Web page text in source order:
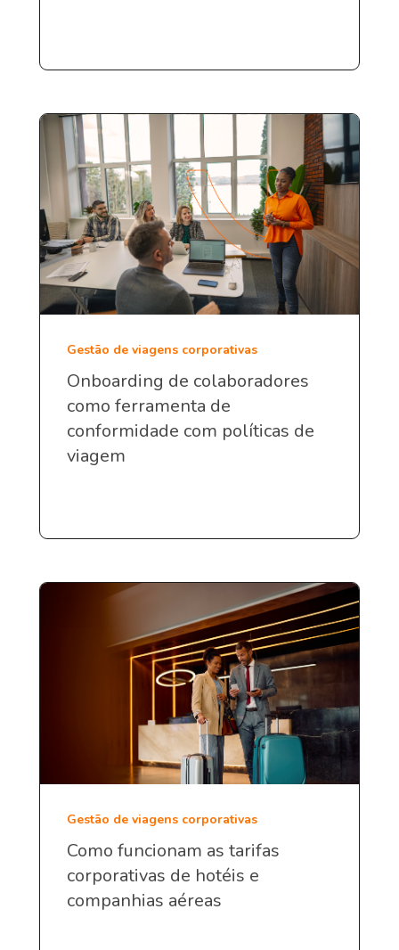
Gestão de viagens corporativas
Onboarding de colaboradores
como ferramenta de
conformidade com políticas de
viagem
Gestão de viagens corporativas
Como funcionam as tarifas
corporativas de hotéis e
companhias aéreas